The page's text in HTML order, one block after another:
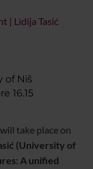
of Niš
16.15
take place on
(University of
A unified